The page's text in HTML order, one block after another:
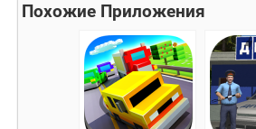
Похожие Приложения